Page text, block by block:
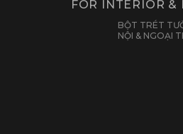
FOR INTERIOR &
BỘT TRÉT
NỘI & NGOẠI